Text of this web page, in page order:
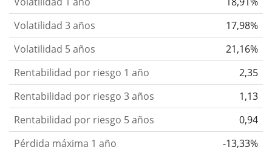
Volatilidad 3 años
17,98%
Volatilidad 5 años
21,16%
Rentabilidad por riesgo 1 año
2,35
Rentabilidad por riesgo 3 años
1,13
Rentabilidad por riesgo 5 años
0,94
Pérdida máxima 1 año
-13,33%